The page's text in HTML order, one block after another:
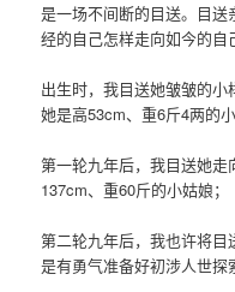
是一场不间断的目送。目
经的自己怎样走向如今的
出生时，我目送她皱皱的
她是高53cm、重6斤4两的小
第一轮九年后，我目送她
137cm、重60斤的小姑娘；
第二轮九年后，我也许将
是有勇气准备好初涉人世探